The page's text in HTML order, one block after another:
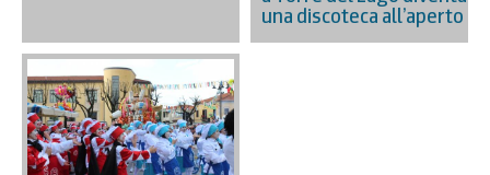
una discoteca all’aperto